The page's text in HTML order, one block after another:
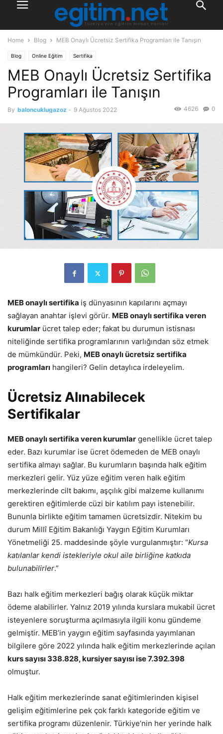
Home Blog MEB Onaylı Ücretsiz Sertifika Programları ile Tanışın
Blog Online Eğitim Sertifika
MEB Onaylı Ücretsiz Sertifika
Programları ile Tanışın
By baloncuklugazoz - 9 Ağustos 2022 0
4626
MEB onaylı sertifika iş dünyasının kapılarını açmayı
sağlayan anahtar işlevi görür. MEB onaylı sertifika veren
kurumlar ücret talep eder; fakat bu durumun istisnası
niteliğinde sertifika programlarının varlığından söz etmek
de mümkündür. Peki, MEB onaylı ücretsiz sertifika
programları hangileri? Gelin detaylıca irdeleyelim.
Ücretsiz Alınabilecek
Sertifikalar
MEB onaylı sertifika veren kurumlar genellikle ücret talep
eder. Bazı kurumlar ise ücret ödemeden de MEB onaylı
sertifika almayı sağlar. Bu kurumların başında halk eğitim
merkezleri gelir. Yüz yüze eğitim veren halk eğitim
merkezlerinde cilt bakımı, aşçılık gibi malzeme kullanımı
gerektiren eğitimlerde cüzi bir katılım payı istenebilir.
Bununla birlikte eğitim tamamen ücretsizdir. Nitekim bu
durum Millî Eğitim Bakanlığı Yaygın Eğitim Kurumları
Yönetmeliği 25. maddesinde şöyle vurgulanmıştır: “Kursa
katılanlar kendi istekleriyle okul aile birliğine katkıda
bulunabilirler.”
Bazı halk eğitim merkezleri bağış olarak küçük miktar
ödeme alabilirler. Yalnız 2019 yılında kurslara mukabil ücret
isteyenlere soruşturma açılmasıyla ilgili konu gündeme
gelmiştir. MEB’in yaygın eğitim sayfasında yayımlanan
bilgilere göre 2022 yılında halk eğitim merkezlerinde açılan
kurs sayısı 338.828, kursiyer sayısı ise 7.392.398
olmuştur.
Halk eğitim merkezlerinde sanat eğitimlerinden kişisel
gelişim eğitimlerine pek çok farklı kategoride eğitim ve
sertifika programı düzenlenir. Türkiye’nin her yerinde halk